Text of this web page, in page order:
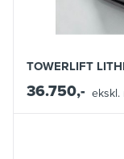
TOWERLIFT
36.750,- ekskl.